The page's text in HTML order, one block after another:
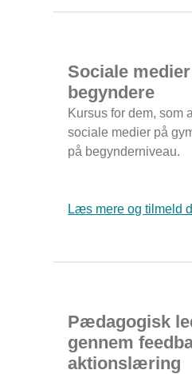
Sociale
begyndere
Kursus for dem, som
sociale medier på
på begynderniveau.
Læs mere og tilmeld
Pædagogisk
gennem
aktionslæring